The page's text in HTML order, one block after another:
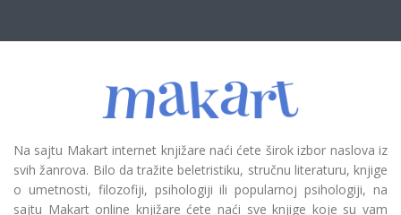
Na sajtu Makart internet knjižare naći ćete širok izbor naslova iz
svih žanrova. Bilo da tražite beletristiku, stručnu literaturu, knjige
o umetnosti, filozofiji, psihologiji ili popularnoj psihologiji, na
sajtu Makart online knjižare ćete naći sve knjige koje su vam